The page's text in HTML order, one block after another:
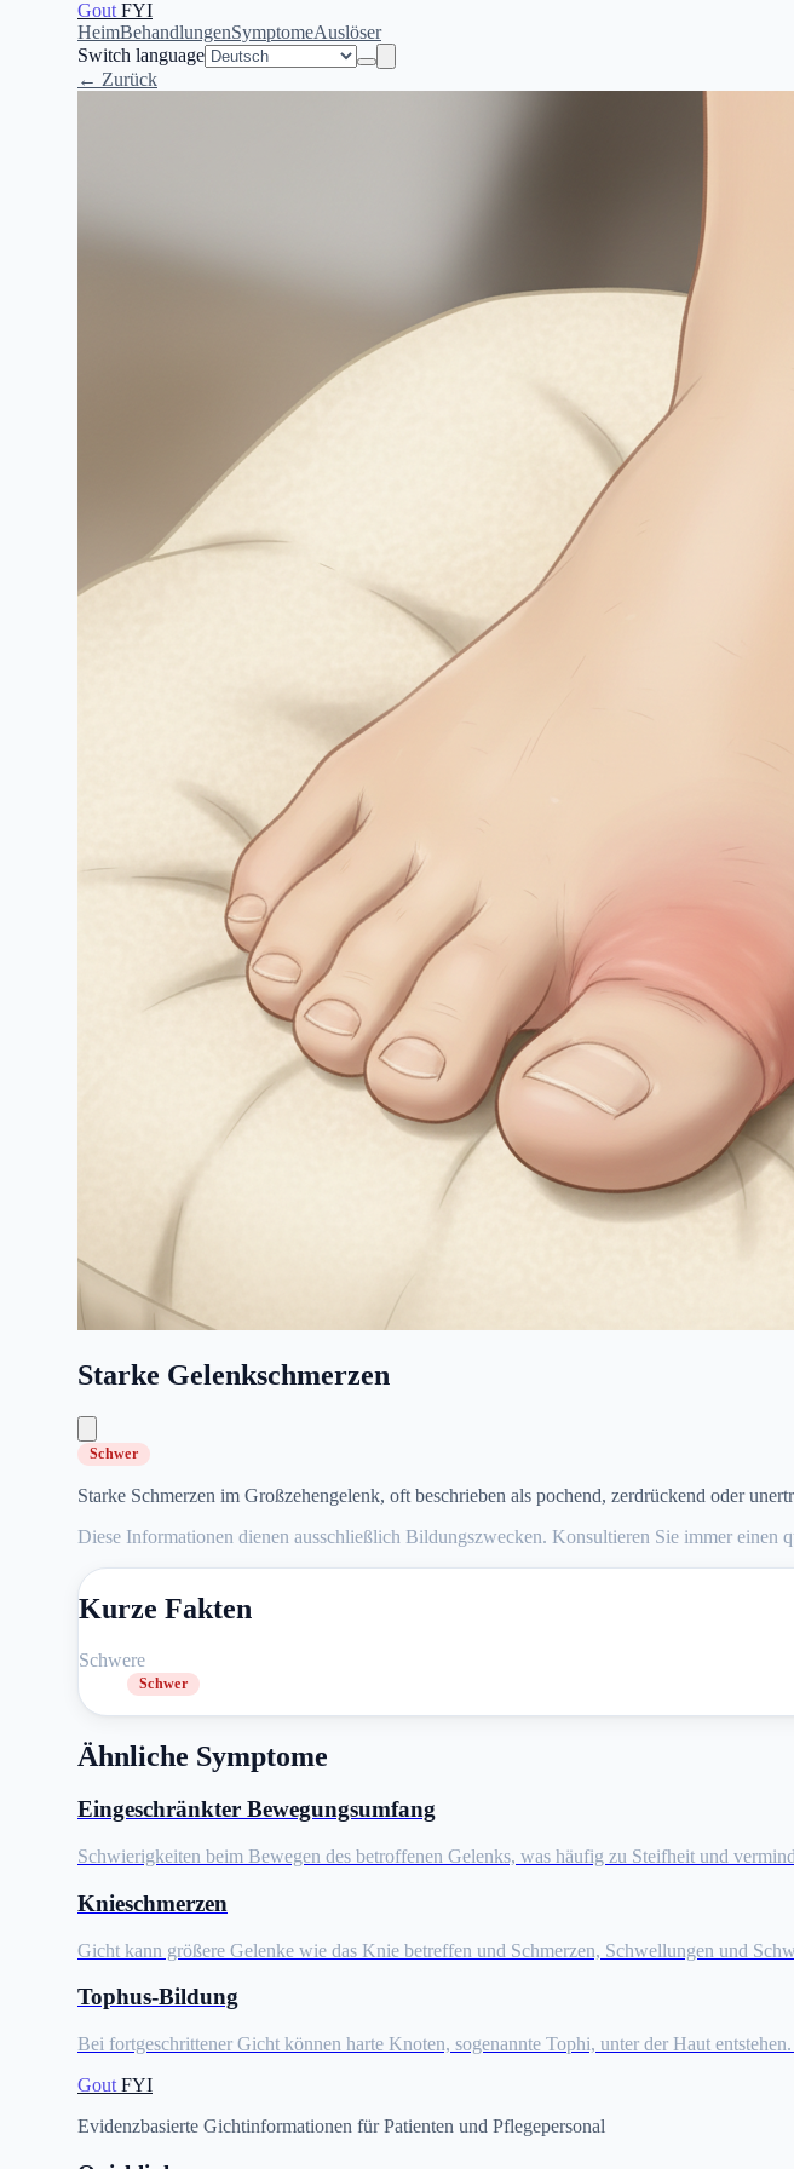
Gout FYI
HeimBehandlungenSymptomeAuslöser
Switch language
← Zurück
Starke Gelenkschmerzen
Schwer
Starke Schmerzen im Großzehengelenk, oft beschrieben als pochend, zerdrückend oder
Diese Informationen dienen ausschließlich Bildungszwecken. Konsultieren Sie immer einen
Kurze Fakten
Schwere
Schwer
Ähnliche Symptome
Eingeschränkter Bewegungsumfang
Schwierigkeiten beim Bewegen des betroffenen Gelenks, was häufig zu Steifheit und
Knieschmerzen
Gicht kann größere Gelenke wie das Knie betreffen und Schmerzen, Schwellungen und
Tophus-Bildung
Bei fortgeschrittener Gicht können harte Knoten, sogenannte Tophi, unter der Haut
Gout FYI
Evidenzbasierte Gichtinformationen für Patienten und Pflegepersonal